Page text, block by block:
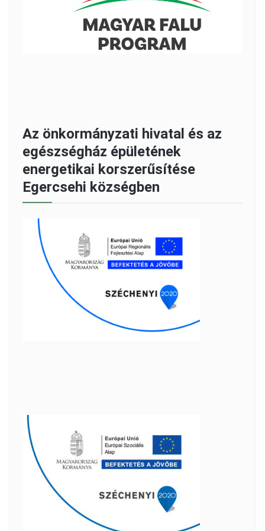
Az önkormányzati hivatal és az
egészségház épületének
energetikai korszerűsítése
Egercsehi községben